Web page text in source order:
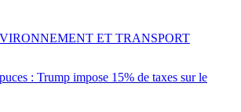
: Trump impose 15% de taxes sur le
ET TRANSPORT